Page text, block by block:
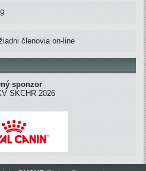
členovia on-line
sponzor
SKCHR 2026